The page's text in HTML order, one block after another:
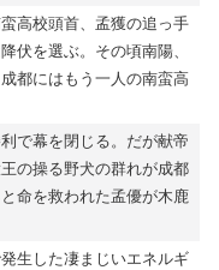
高校頭首、孟獲の追っ手
伏を選ぶ。その頃南陽、
都にはもう一人の南蛮高
で幕を閉じる。だが献帝
の操る野犬の群れが成都
命を救われた孟優が木鹿
生した凄まじいエネルギ